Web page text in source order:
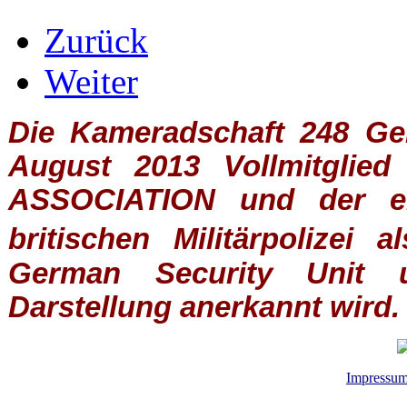
Zurück
Weiter
Die Kameradschaft 248
August 2013
ASSOCIATIONund der
britischen
Militärpolizei
German Security Unit
Darstellung anerkannt wird.